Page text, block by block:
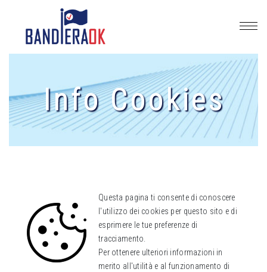
Info Cookies
Questa pagina ti consente di conoscere
l'utilizzo dei cookies per questo sito e di
esprimere le tue preferenze di
tracciamento.
Per ottenere ulteriori informazioni in
merito all'utilità e al funzionamento di